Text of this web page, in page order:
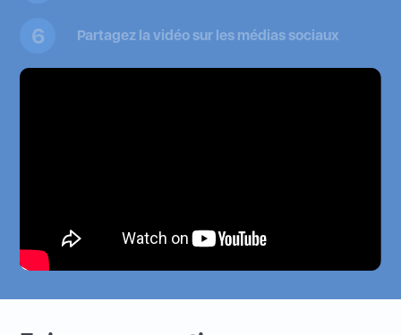
6 Partagez la vidéo sur les médias sociaux